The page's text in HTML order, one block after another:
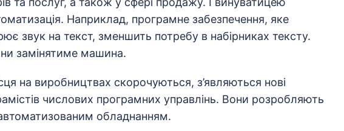
Наприклад, програмне забезпечення, яке
звук на текст, зменшить потребу в набірниках тексту.
замінятиме машина.
на виробництвах скорочуються, з’являються нові
числових програмних управлінь. Вони розробляють
обладнанням.